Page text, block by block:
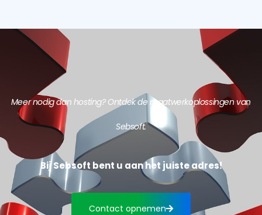
Meer nodig dan hosting? Ontdek de maatwerkoplossingen van
Sebsoft.
Bij Sebsoft bent u aan het juiste adres!
Contact opnemen